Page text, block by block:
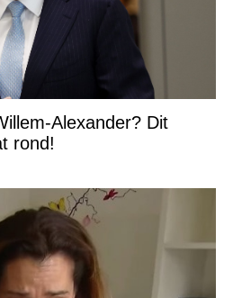
Alexander? Dit
rond!